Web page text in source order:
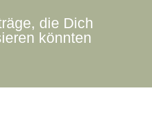
die Dich
könnten